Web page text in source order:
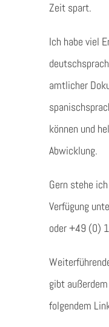
Zeit spart.
Ich habe viel
amtlicher
können und
Abwicklung.
Gern stehe
Verfügung
oder +49 (0)
gibt
folgendem